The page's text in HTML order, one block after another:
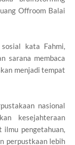
Offroom Balai
kata Fahmi,
sarana membaca
menjadi tempat
nasional
kesejahteraan
ilmu pengetahuan,
perpustkaan lebih